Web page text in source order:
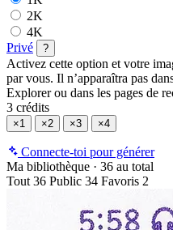
2K
4K
Privé
?
Activez cette option et votre
par vous. Il n’apparaîtra pas
Explorer ou dans les pages de
3 crédits
×1 ×2 ×3 ×4
Connecte-toi pour générer
Ma bibliothèque · 36 au total
Tout 36 Public 34 Favoris 2